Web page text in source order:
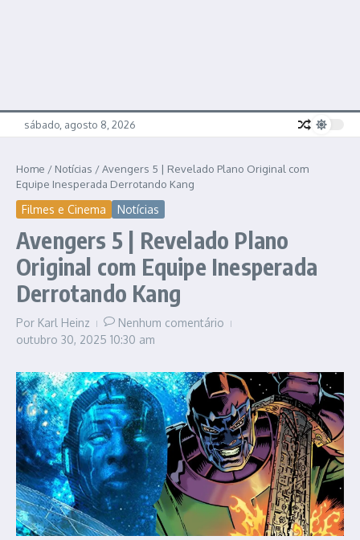
sábado, agosto 8, 2026
Home / Notícias /Avengers 5 | Revelado Plano Original com
Equipe Inesperada Derrotando Kang
Filmes e Cinema Notícias
Avengers 5 | Revelado Plano
Original com Equipe Inesperada
Derrotando Kang
Por Karl Heinz
Nenhum comentário
outubro 30, 2025 10:30 am